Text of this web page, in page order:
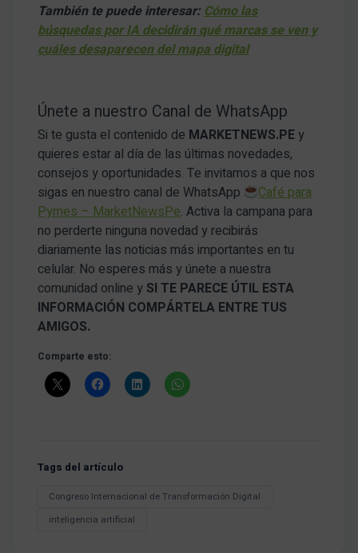
También te puede interesar:Cómo las
búsquedas por IA decidirán qué marcas se ven y
cuáles desaparecen del mapa digital
Únete a nuestro Canal de WhatsApp
Si te gusta el contenido de MARKETNEWS.PE y
quieres estar al día de las últimas novedades,
consejos y oportunidades. Te invitamos a que nos
sigas en nuestro canal de WhatsApp
Café para
Pymes – MarketNewsPe. Activa la campana para
no perderte ninguna novedad y recibirás
diariamente las noticias más importantes en tu
celular. No esperes más y únete a nuestra
comunidad online y SI TE PARECE ÚTIL ESTA
INFORMACIÓN COMPÁRTELA ENTRE TUS
AMIGOS.
Comparte esto:
Tags del artículo
Congreso Internacional de Transformación Digital
inteligencia artificial